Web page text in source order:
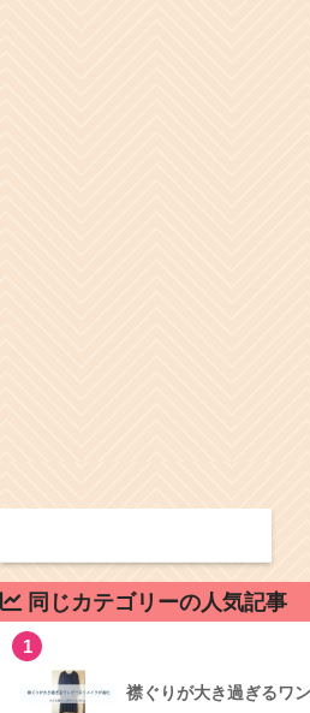
同じカテゴリーの人気記事
1
襟ぐりが大き過ぎるワ